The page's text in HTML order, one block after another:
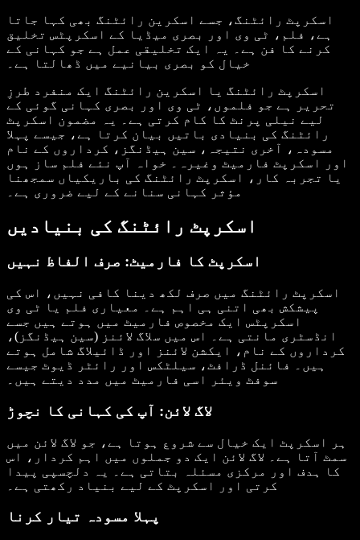
اسکرپٹ رائٹنگ، جسے اسکرین رائٹنگ بھی کہا جاتا
ہے، فلم، ٹی وی اور بصری میڈیا کے اسکرپٹس تخلیق
کرنے کا فن ہے۔ یہ ایک تخلیقی عمل ہے جو کہانی کے
خیال کو بصری بیانیے میں ڈھالتا ہے۔
اسکرپٹ رائٹنگ یا اسکرین رائٹنگ ایک منفرد طرزِ
تحریر ہے جو فلموں، ٹی وی اور بصری کہانی گوئی کے
لیے نیلی پرنٹ کا کام کرتی ہے۔ یہ مضمون اسکرپٹ
رائٹنگ کی بنیادی باتیں بیان کرتا ہے، جیسے پہلا
مسودہ، آخری نتیجہ، سین ہیڈنگز، کرداروں کے نام
اور اسکرپٹ فارمیٹ وغیرہ۔ خواہ آپ نئے فلم ساز ہوں
یا تجربہ کار، اسکرپٹ رائٹنگ کی باریکیاں سمجھنا
مؤثر کہانی سنانے کے لیے ضروری ہے۔
اسکرپٹ رائٹنگ کی بنیادیں
اسکرپٹ کا فارمیٹ: صرف الفاظ نہیں
اسکرپٹ رائٹنگ میں صرف لکھ دینا کافی نہیں، اس کی
پیشکش بھی اتنی ہی اہم ہے۔ معیاری فلم یا ٹی وی
اسکرپٹس ایک مخصوص فارمیٹ میں ہوتے ہیں جسے
انڈسٹری مانتی ہے۔ اس میں سلاگ لائنز (سین ہیڈنگز)،
کرداروں کے نام، ایکشن لائنز اور ڈائیلاگ شامل ہوتے
ہیں۔ فائنل ڈرافٹ، سیلٹکس اور رائٹر ڈیوٹ جیسے
سوفٹ ویئر اسی فارمیٹ میں مدد دیتے ہیں۔
لاگ لائن: آپ کی کہانی کا نچوڑ
ہر اسکرپٹ ایک خیال سے شروع ہوتا ہے، جو لاگ لائن میں
سمٹ آتا ہے۔ لاگ لائن ایک دو جملوں میں اہم کردار، اس
کا ہدف اور مرکزی مسئلہ بتاتی ہے۔ یہ دلچسپی پیدا
کرتی اور اسکرپٹ کے لیے بنیاد رکھتی ہے۔
پہلا مسودہ تیار کرنا